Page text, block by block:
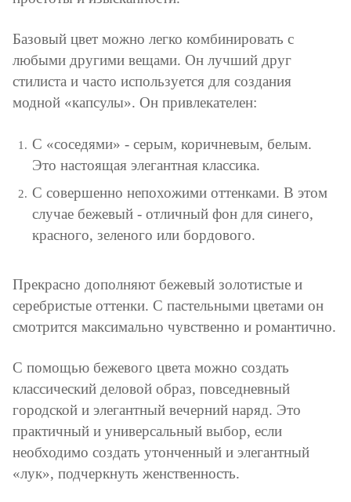
Базовый цвет можно легко комбинировать с
любыми другими вещами. Он лучший друг
стилиста и часто используется для создания
модной «капсулы». Он привлекателен:
С «соседями» - серым, коричневым, белым.
Это настоящая элегантная классика.
С совершенно непохожими оттенками. В этом
случае бежевый - отличный фон для синего,
красного, зеленого или бордового.
Прекрасно дополняют бежевый золотистые и
серебристые оттенки. С пастельными цветами он
смотрится максимально чувственно и романтично.
С помощью бежевого цвета можно создать
классический деловой образ, повседневный
городской и элегантный вечерний наряд. Это
практичный и универсальный выбор, если
необходимо создать утонченный и элегантный
«лук», подчеркнуть женственность.